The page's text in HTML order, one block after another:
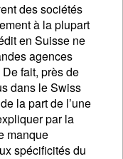
des sociétés
à la plupart
en Suisse ne
agences
fait, près de
dans le Swiss
la part de l’une
par la
manque
spécificités du